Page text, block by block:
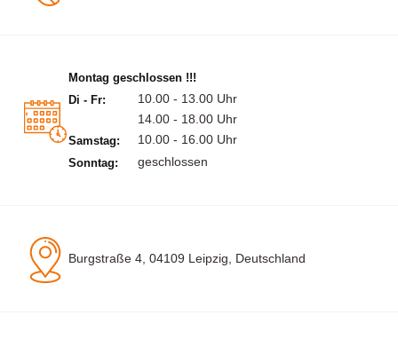
Montag geschlossen !!!
Di - Fr:
10.00 - 13.00 Uhr
14.00 - 18.00 Uhr
Samstag: 10.00 - 16.00 Uhr
Sonntag: geschlossen
Burgstraße 4, 04109 Leipzig, Deutschland